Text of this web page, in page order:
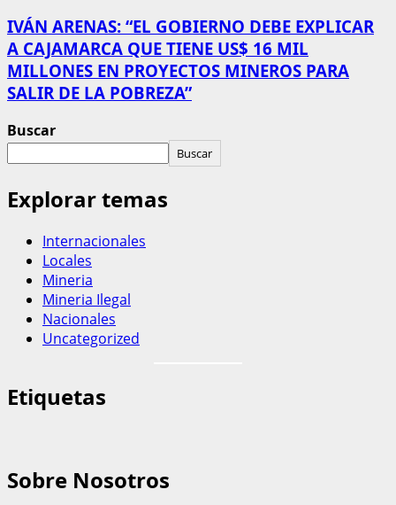
IVÁN ARENAS: “EL GOBIERNO DEBE EXPLICAR
A CAJAMARCA QUE TIENE US$ 16 MIL
MILLONES EN PROYECTOS MINEROS PARA
SALIR DE LA POBREZA”
Buscar
Buscar
Explorar temas
Internacionales
Locales
Mineria
Mineria Ilegal
Nacionales
Uncategorized
Etiquetas
Sobre Nosotros